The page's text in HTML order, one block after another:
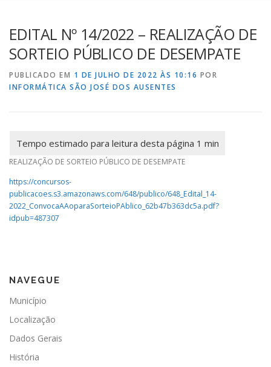
EDITAL Nº 14/2022 – REALIZAÇÃO DE
SORTEIO PÚBLICO DE DESEMPATE
PUBLICADO EM 1 DE JULHO DE 2022 ÀS 10:16 POR
INFORMÁTICA SÃO JOSÉ DOS AUSENTES
REALIZAÇÃO DE SORTEIO PÚBLICO DE DESEMPATE
https://concursos-
publicacoes.s3.amazonaws.com/648/publico/648_Edital_14-
2022_ConvocaAAoparaSorteioPAblico_62b47b363dc5a.pdf?
idpub=487307
NAVEGUE
Município
Localização
Dados Gerais
História